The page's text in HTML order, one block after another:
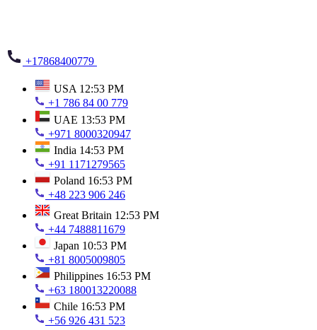
+17868400779
USA 12:53 PM
+1 786 84 00 779
UAE 13:53 PM
+971 8000320947
India 14:53 PM
+91 1171279565
Poland 16:53 PM
+48 223 906 246
Great Britain 12:53 PM
+44 7488811679
Japan 10:53 PM
+81 8005009805
Philippines 16:53 PM
+63 180013220088
Chile 16:53 PM
+56 926 431 523